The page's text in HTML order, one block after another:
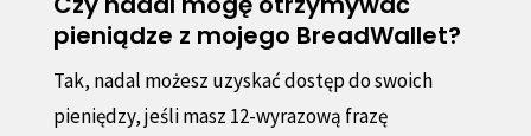
pieniądze z mojego BreadWallet?
Tak, nadal możesz uzyskać dostęp do swoich
pieniędzy, jeśli masz 12-wyrazową frazę